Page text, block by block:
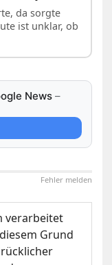
da sorgte
ist unklar, ob
News –
Fehler melden
verarbeitet
Grund